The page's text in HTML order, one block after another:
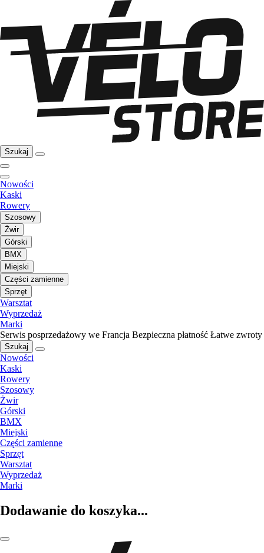
Szukaj
Nowości
Kaski
Rowery
Szosowy
Żwir
Górski
BMX
Miejski
Części zamienne
Sprzęt
Warsztat
Wyprzedaż
Marki
Serwis posprzedażowy we Francja Bezpieczna płatność Łatwe zwroty
Szukaj
Nowości
Kaski
Rowery
Szosowy
Żwir
Górski
BMX
Miejski
Części zamienne
Sprzęt
Warsztat
Wyprzedaż
Marki
Dodawanie do koszyka...